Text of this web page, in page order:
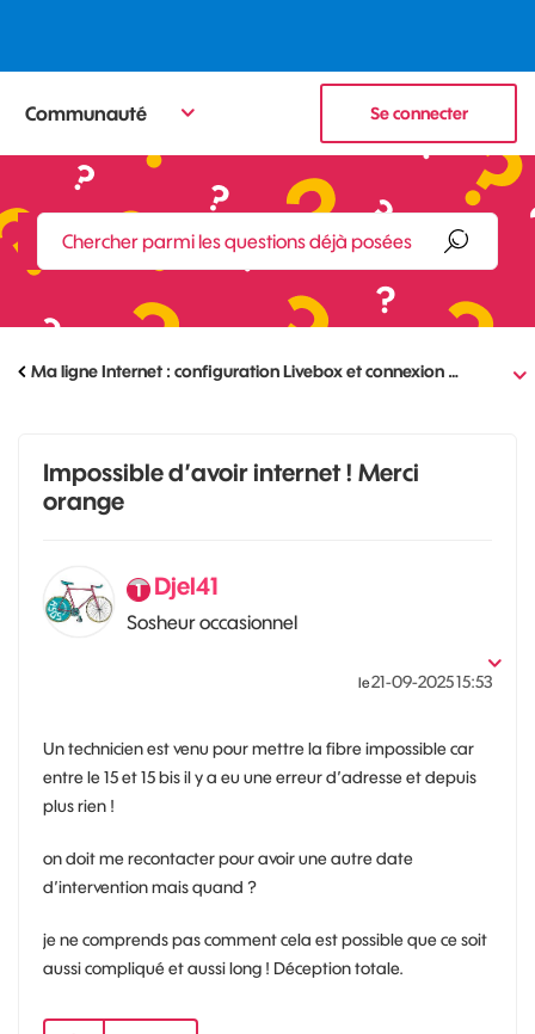
Communauté Se connecter
Ma ligne Internet : configuration Livebox et connexion …
Impossible d’avoir internet ! Merci
orange
Djel41
Sosheur occasionnel
le‎21-09-202515:53
Un technicien est venu pour mettre la fibre impossible car
entre le 15 et 15 bis il y a eu une erreur d’adresse et depuis
plus rien !
on doit me recontacter pour avoir une autre date
d’intervention mais quand ?
je ne comprends pas comment cela est possible que ce soit
aussi compliqué et aussi long ! Déception totale.